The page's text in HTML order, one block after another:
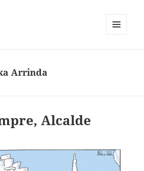
Arrinda
Alcalde